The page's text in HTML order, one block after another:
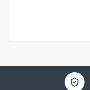
Politique de confidentialité